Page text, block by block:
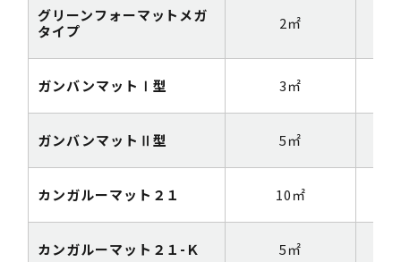
グリーンフォーマットメガ
タイプ
2㎡
ガンバンマットⅠ型 3㎡
ガンバンマットⅡ型 5㎡
カンガルーマット２１ 10㎡
カンガルーマット２１-Ｋ 5㎡